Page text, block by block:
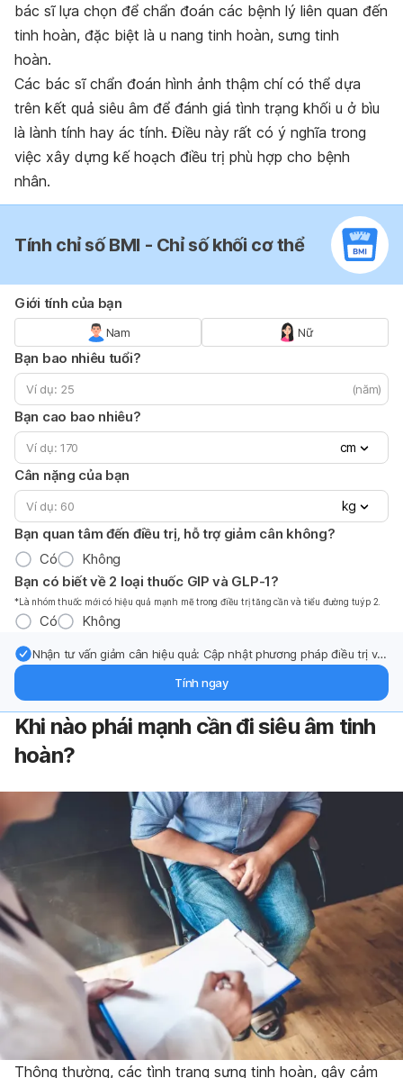
bác sĩ lựa chọn để chẩn đoán các bệnh lý liên quan đến
tinh hoàn, đặc biệt là u nang tinh hoàn, sưng tinh
hoàn.
Các bác sĩ chẩn đoán hình ảnh thậm chí có thể dựa
trên kết quả siêu âm để đánh giá tình trạng khối u ở bìu
là lành tính hay ác tính. Điều này rất có ý nghĩa trong
việc xây dựng kế hoạch điều trị phù hợp cho bệnh
nhân.
Tính chỉ số BMI - Chỉ số khối cơ thể
Giới tính của bạn
Nam Nữ
Bạn bao nhiêu tuổi?
(năm)
Bạn cao bao nhiêu?
cm
Cân nặng của bạn
kg
Bạn quan tâm đến điều trị, hỗ trợ giảm cân không?
Có
Không
Bạn có biết về 2 loại thuốc GIP và GLP-1?
*Là nhóm thuốc mới có hiệu quả mạnh mẽ trong điều trị tăng cần và tiểu đường tuýp 2.
Có Không
Nhận tư vấn giảm cân hiệu quả: Cập nhật phương pháp điều trị và
Tính ngay
Khi nào phái mạnh cần đi siêu âm tinh
hoàn?
Thông thường, các tình trạng sưng tinh hoàn, gây cảm